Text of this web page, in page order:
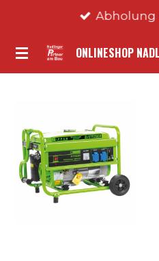
springen
ONLINESHOP
Abholung